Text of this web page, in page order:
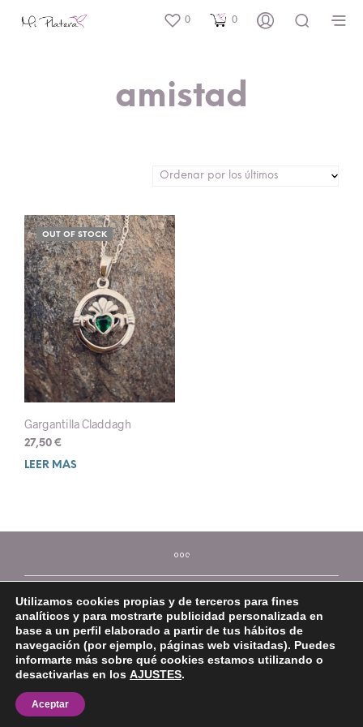
0 0
amistad
OUT OF STOCK
Gargantilla Claddagh
27,50 €
LEER MÁS
©2026 Mi Platera
Utilizamos cookies propias y de terceros para fines
analíticos y para mostrarte publicidad personalizada en
base a un perfil elaborado a partir de tus hábitos de
navegación (por ejemplo, páginas web visitadas). Puedes
informarte más sobre qué cookies estamos utilizando o
desactivarlas en los AJUSTES.
Aceptar